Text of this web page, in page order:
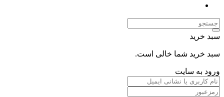
خالی است.